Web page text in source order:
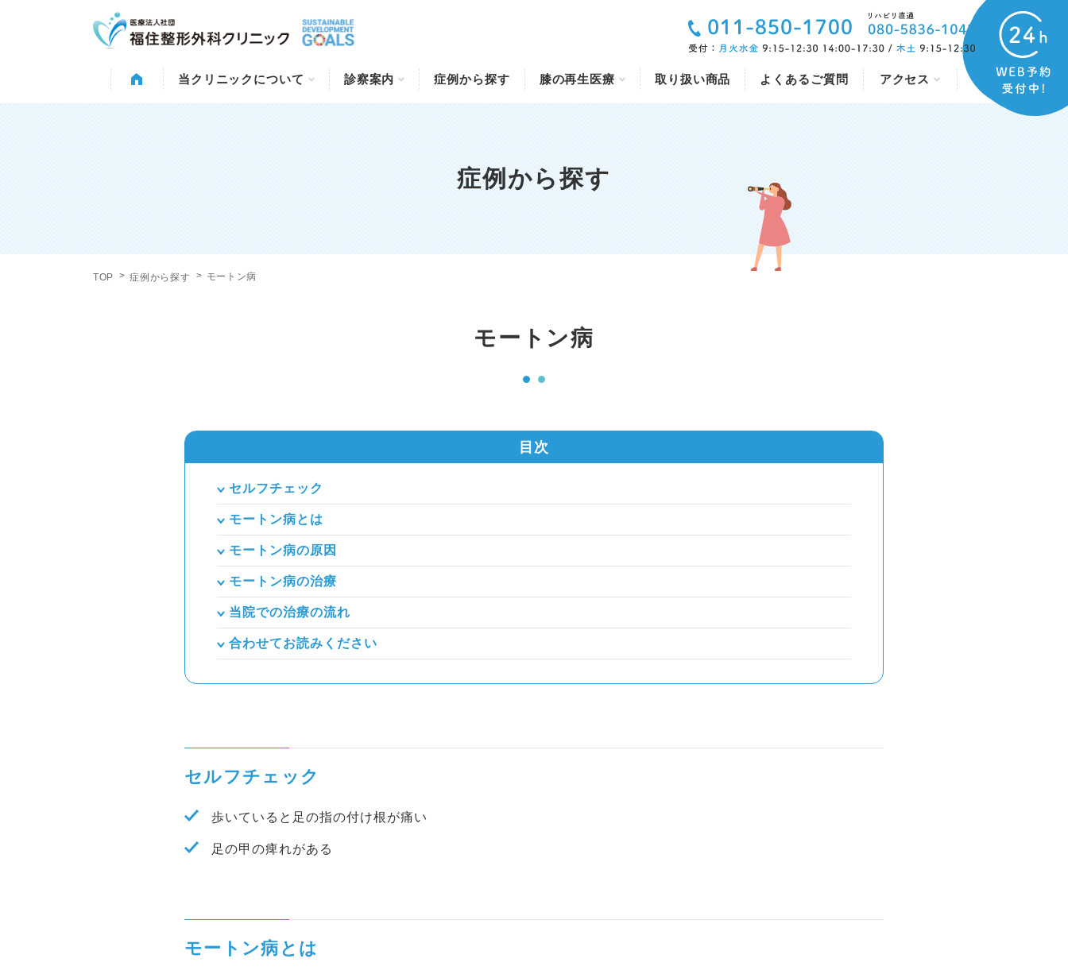
当クリニックについて 診察案内 症例から探す 膝の再生医療 取り扱い商品 よくあるご質問 アクセス
症例から探す
TOP 症例から探す モートン病
モートン病
目次
セルフチェック
モートン病とは
モートン病の原因
モートン病の治療
当院での治療の流れ
合わせてお読みください
セルフチェック
歩いていると足の指の付け根が痛い
足の甲の痺れがある
モートン病とは